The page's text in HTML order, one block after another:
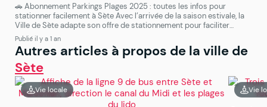
🚗 Abonnement Parkings Plages 2025 : toutes les infos pour
stationner facilement à Sète Avec l’arrivée de la saison estivale, la
Ville de Sète adapte son offre de stationnement pour faciliter
l’accès au littoral. L’abonnement parkings plages 2025 intègre de
nouvelles modalités pensées pour les résidents, tout en optimisant
la gestion des espaces publics. Voici […]
Publié il y a 1 an
Autres articles à propos de la ville de
Sète
Vie locale Vie